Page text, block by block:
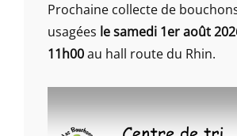
Prochaine collecte de
usagées le samedi 1er août
11h00au hall route du Rhin.